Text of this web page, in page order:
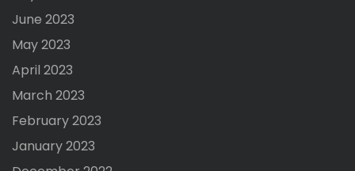
June 2023
May 2023
April 2023
March 2023
February 2023
January 2023